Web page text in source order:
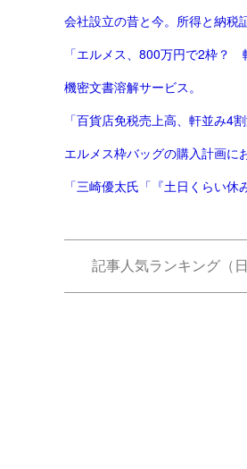
会社設立の昔と今。所得と納税
「エルメス、800万円で2枠？
機密文書溶解サービス。
「百貨店免税売上高、軒並み4
エルメス枠バッグの購入計画に
「三崎優太氏「『土日くらい
記事人気ランキング（日